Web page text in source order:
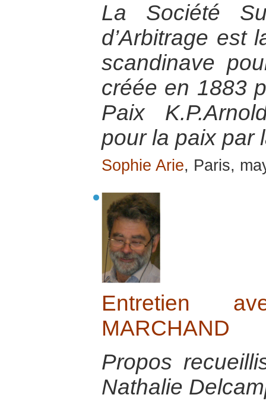
La Société
d’Arbitrage est
scandinave
créée en 1883
Paix
pour la paix par
Sophie Arie, Paris,
Entretien
MARCHAND
Propos
Nathalie